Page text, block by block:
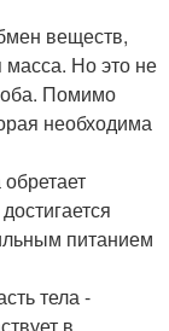
веществ,
масса. Но это не
Помимо
необходима
питанием
тела -
в